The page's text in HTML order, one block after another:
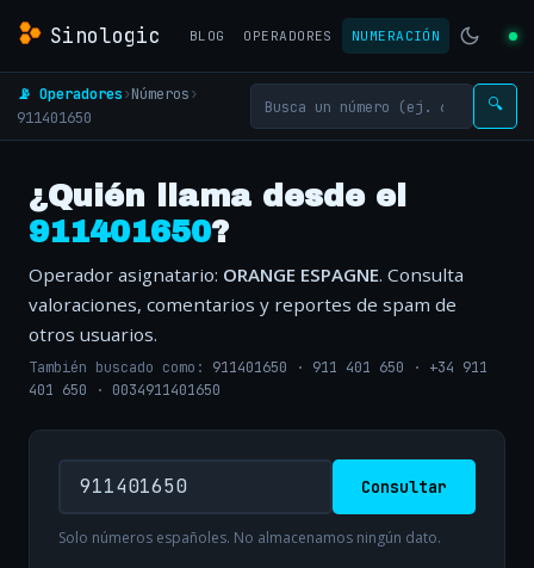
Sinologic BLOG OPERADORES NUMERACIÓN
📡 Operadores›Números›
911401650
🔍
¿Quién llama desde el
911401650?
Operador asignatario: ORANGE ESPAGNE. Consulta
valoraciones, comentarios y reportes de spam de
otros usuarios.
También buscado como: 911401650 · 911 401 650 · +34 911
401 650 · 0034911401650
Consultar
Solo números españoles. No almacenamos ningún dato.